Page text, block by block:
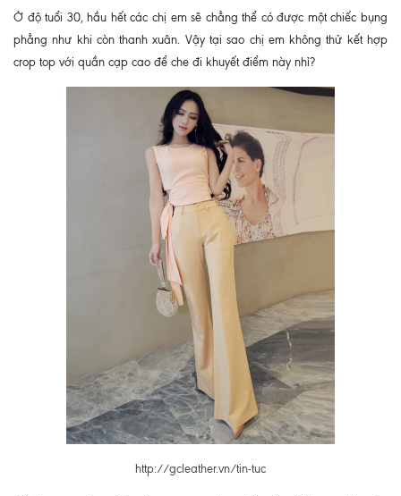
Ở độ tuổi 30, hầu hết các chị em sẽ chẳng thể có được một chiếc bụng
phẳng như khi còn thanh xuân. Vậy tại sao chị em không thử kết hợp
crop top với quần cạp cao để che đi khuyết điểm này nhỉ?
http://gcleather.vn/tin-tuc